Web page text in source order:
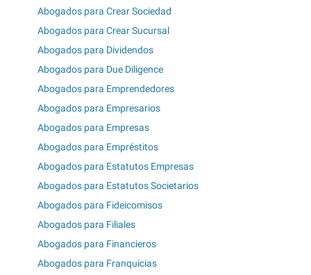
Abogados para Crear Sociedad
Abogados para Crear Sucursal
Abogados para Dividendos
Abogados para Due Diligence
Abogados para Emprendedores
Abogados para Empresarios
Abogados para Empresas
Abogados para Empréstitos
Abogados para Estatutos Empresas
Abogados para Estatutos Societarios
Abogados para Fideicomisos
Abogados para Filiales
Abogados para Financieros
Abogados para Franquicias